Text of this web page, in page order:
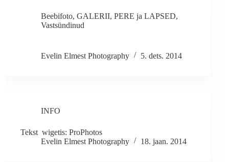
Beebifoto, GALERII, PERE ja LAPSED,
Vastsündinud
Evelin Elmest Photography 5. dets. 2014
INFO
Tekst wigetis: ProPhotos
Evelin Elmest Photography
18. jaan. 2014